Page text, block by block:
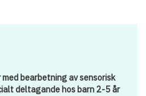
bearbetning av sensorisk
deltagande hos barn 2-5 år